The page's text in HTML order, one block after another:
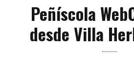
Peñíscola
desde Villa